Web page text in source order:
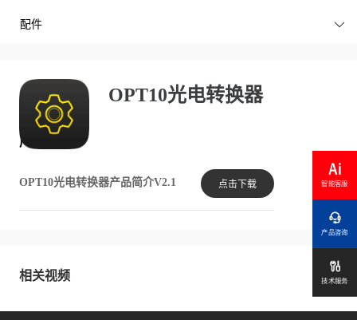
配件 
OPT10光电转换器
产品文档
OPT10光电转换器产品简介V2.1 点击下载
相关视频
智能客服

产品咨询

技术服务